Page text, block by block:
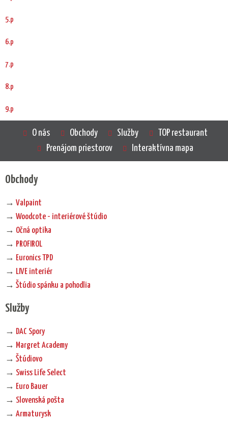
5.p
6.p
7.p
8.p
9.p
O nás Obchody Služby
TOP restaurant
Prenájom priestorov
Interaktívna mapa
Obchody
→ Valpaint
→ Woodcote - interiérové štúdio
→ Očná optika
→ PROFIROL
→ Euronics TPD
→ LIVE interiér
→ Štúdio spánku a pohodlia
Služby
→ DAC Spory
→ Margret Academy
→ Štúdiovo
→ Swiss Life Select
→ Euro Bauer
→ Slovenská pošta
→ Armaturysk